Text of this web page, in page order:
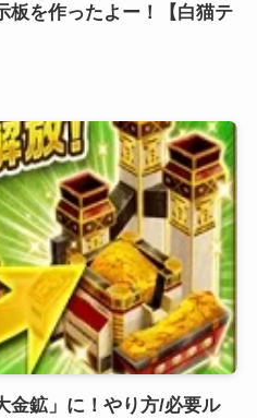
板を作ったよー！【白猫テ
金鉱」に！やり方/必要ル